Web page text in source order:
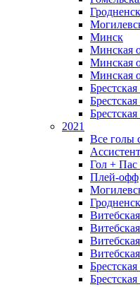
Минск
Mинская
Минская
Минская
2021
Все голы
Гол + Пас
Плей-офф